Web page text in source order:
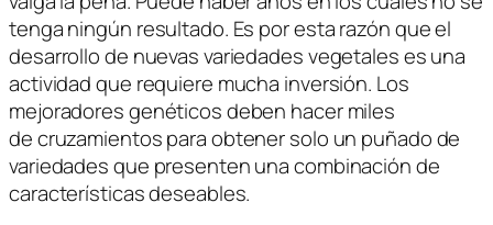
tenga ningún resultado. Es por esta razón que el
desarrollo de nuevas variedades vegetales es una
actividad que requiere mucha inversión. Los
mejoradores genéticos deben hacer miles
de cruzamientos para obtener solo un puñado de
variedades que presenten una combinación de
características deseables.